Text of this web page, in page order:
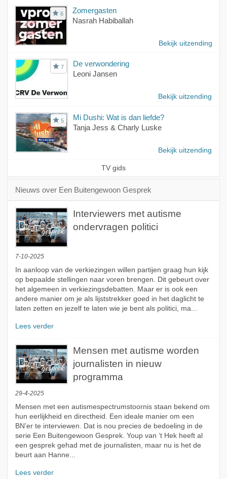
6
Zomergasten
Nasrah Habiballah
Bekijk uitzending
7
De verwondering
Leoni Jansen
Bekijk uitzending
5
Mi Dushi: Wat is dan liefde?
Tanja Jess & Charly Luske
Bekijk uitzending
TV gids
Nieuws over Een Buitengewoon Gesprek
Interviewers met autisme
ondervragen politici
7-10-2025
In aanloop van de verkiezingen willen partijen graag hun kijk
op bepaalde stellingen naar voren brengen. Dit gebeurt over
het algemeen in verkiezingsdebatten. Maar er is ook een
andere manier om je als lijststrekker goed in het daglicht te
laten zetten en jezelf te laten wie je bent als politici, ma...
Lees verder
Mensen met autisme worden
journalisten in nieuw
programma
29-4-2025
Mensen met een autismespectrumstoornis staan bekend om
hun eerlijkheid en directheid. Een ideale manier om een
BN’er te interviewen. Dat is nou precies de bedoeling in de
serie Een Buitengewoon Gesprek. Youp van ‘t Hek heeft al
een gesprek gehad met de journalisten, maar nu is het de
beurt aan Hanne...
Lees verder